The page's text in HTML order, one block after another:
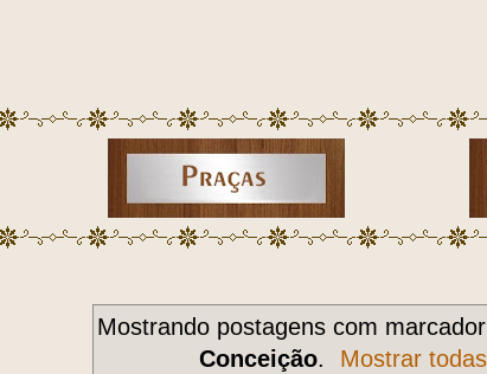
Mostrando postagens com marcador
Conceição. Mostrar